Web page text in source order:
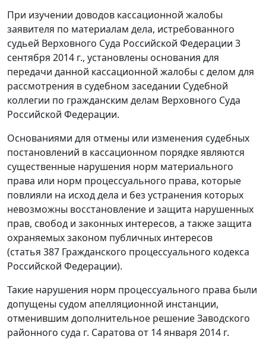
При изучении доводов кассационной жалобы
заявителя по материалам дела, истребованного
судьей Верховного Суда Российской Федерации 3
сентября 2014 г., установлены основания для
передачи данной кассационной жалобы с делом для
рассмотрения в судебном заседании Судебной
коллегии по гражданским делам Верховного Суда
Российской Федерации.
Основаниями для отмены или изменения судебных
постановлений в кассационном порядке являются
существенные нарушения норм материального
права или норм процессуального права, которые
повлияли на исход дела и без устранения которых
невозможны восстановление и защита нарушенных
прав, свобод и законных интересов, а также защита
охраняемых законом публичных интересов
(статья 387 Гражданского процессуального кодекса
Российской Федерации).
Такие нарушения норм процессуального права были
допущены судом апелляционной инстанции,
отменившим дополнительное решение Заводского
районного суда г. Саратова от 14 января 2014 г.